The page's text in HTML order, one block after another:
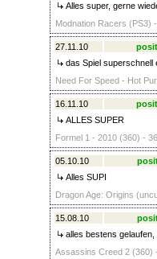
Alles super, gerne
Modnation Racers (PS3)
27.11.10
das Spiel superschnell
Need For Speed - Hot
16.11.10
ALLES SUPER
Formel 1 - 2010 (360) -
05.10.10
Alles SUPI
Dragon Age: Origins
15.08.10
alles bestens
Assassins Creed 2 (360)